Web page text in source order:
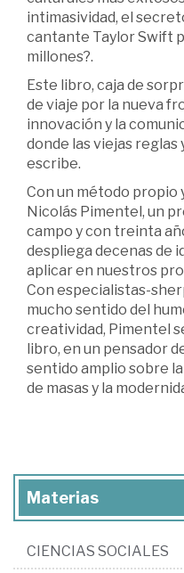
intimasividad, el
cantante Taylor Swift
millones?.
Este libro, caja de
de viaje por la nueva
innovación y la
donde las viejas reglas
escribe.
Con un método propio
Nicolás Pimentel, un
campo y con treinta
despliega decenas de
aplicar en nuestros
Con especialistas-
mucho sentido del
creatividad, Pimentel
libro, en un pensador
sentido amplio sobre
de masas y la
Materias
CIENCIAS SOCIALES